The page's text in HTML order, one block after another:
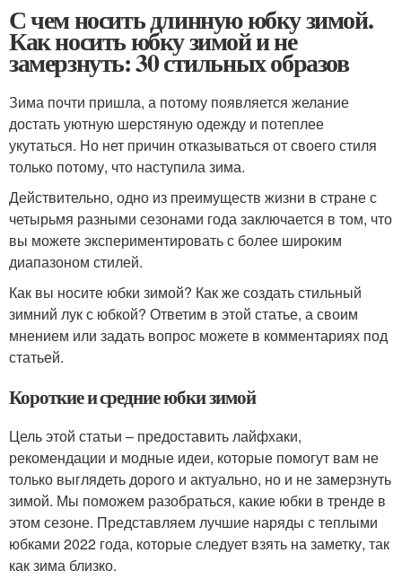
С чем носить длинную юбку зимой.
Как носить юбку зимой и не
замерзнуть: 30 стильных образов
Зима почти пришла, а потому появляется желание
достать уютную шерстяную одежду и потеплее
укутаться. Но нет причин отказываться от своего стиля
только потому, что наступила зима.
Действительно, одно из преимуществ жизни в стране с
четырьмя разными сезонами года заключается в том, что
вы можете экспериментировать с более широким
диапазоном стилей.
Как вы носите юбки зимой? Как же создать стильный
зимний лук с юбкой? Ответим в этой статье, а своим
мнением или задать вопрос можете в комментариях под
статьей.
Короткие и средние юбки зимой
Цель этой статьи – предоставить лайфхаки,
рекомендации и модные идеи, которые помогут вам не
только выглядеть дорого и актуально, но и не замерзнуть
зимой. Мы поможем разобраться, какие юбки в тренде в
этом сезоне. Представляем лучшие наряды с теплыми
юбками 2022 года, которые следует взять на заметку, так
как зима близко.